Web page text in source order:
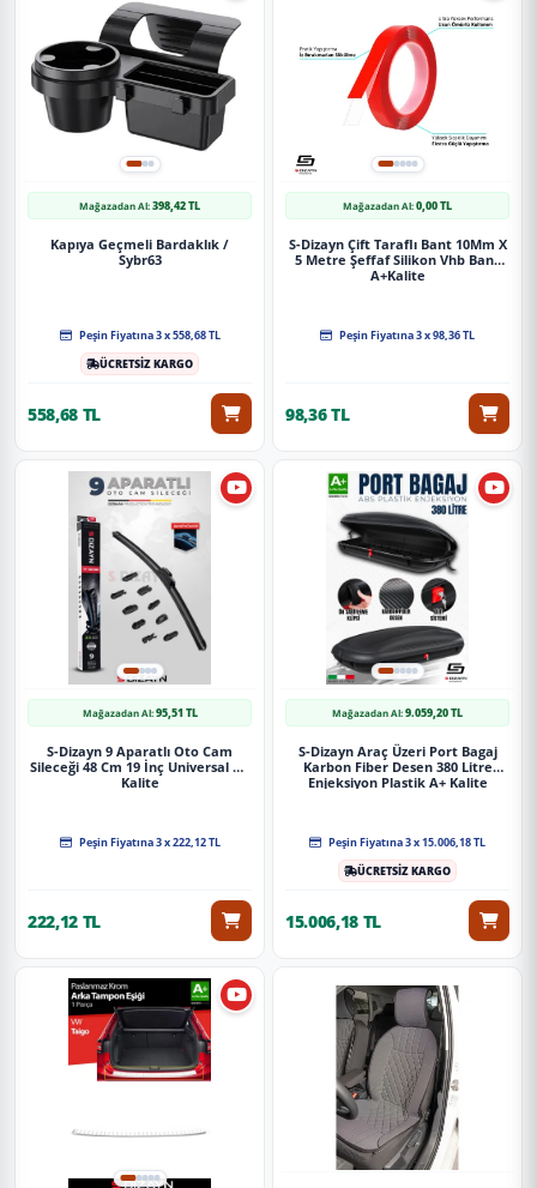
Mağazadan Al:398,42 TL
Kapıya Geçmeli Bardaklık /
Sybr63
Peşin Fiyatına 3 x 558,68 TL
ÜCRETSİZ KARGO
558,68 TL
Mağazadan Al:0,00 TL
S-Dizayn Çift Taraflı Bant 10Mm X
5 Metre Şeffaf Silikon Vhb Bant
A+Kalite
Peşin Fiyatına 3 x 98,36 TL
98,36 TL
Mağazadan Al:95,51 TL
S-Dizayn 9 Aparatlı Oto Cam
Sileceği 48 Cm 19 İnç Universal A+
Kalite
Peşin Fiyatına 3 x 222,12 TL
222,12 TL
Mağazadan Al:9.059,20 TL
S-Dizayn Araç Üzeri Port Bagaj
Karbon Fiber Desen 380 Litre
Enjeksiyon Plastik A+ Kalite
Peşin Fiyatına 3 x 15.006,18 TL
ÜCRETSİZ KARGO
15.006,18 TL